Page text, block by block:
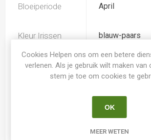
Bloeiperiode April
Kleur Irissen blauw-paars
Soort Iris Germanica
SDB
Cookies Helpen ons om een betere
verlenen. Als je gebruik wilt maken van
stem je toe om cookies te
OK
MEER WETEN